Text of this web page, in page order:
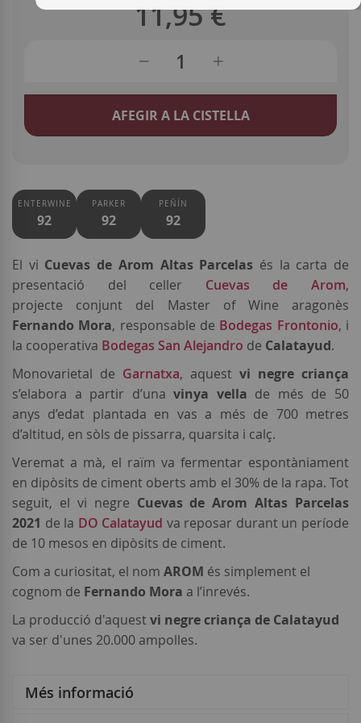
11,95 €
AFEGIR A LA CISTELLA
ENTERWINE
92
PARKER
92
PEÑÍN
92
El vi Cuevas de Arom Altas Parcelas és la carta de
presentació del celler Cuevas de Arom,
projecte conjunt del Master of Wine aragonès
Fernando Mora, responsable de Bodegas Frontonio, i
la cooperativa Bodegas San Alejandro de Calatayud.
Monovarietal de Garnatxa, aquest vi negre criança
s’elabora a partir d’unavinya vella de més de 50
anys d’edat plantada en vas a més de 700 metres
d’altitud, en sòls de pissarra, quarsita i calç.
Veremat a mà, el raïm va fermentar espontàniament
en dipòsits de ciment oberts amb el 30% de la rapa. Tot
seguit, el vi negre Cuevas de Arom Altas Parcelas
2021 de la DO Calatayud va reposar durant un període
de 10 mesos en dipòsits de ciment.
Com a curiositat, el nom AROM és simplement el
cognom de Fernando Mora a l’inrevés.
La producció d'aquestvi negre criança de Calatayud
va ser d'unes 20.000 ampolles.
Més informació